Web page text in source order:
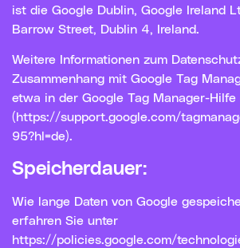
ist die Google Dublin, Google Ireland
Barrow Street, Dublin 4, Ireland.
Weitere Informationen zum
Zusammenhang mit Google Tag
etwa in der Google Tag Manager-Hilfe
(https://support.google.com/
95?hl=de).
Speicherdauer:
Wie lange Daten von Google
erfahren Sie unter
https://policies.google.com/